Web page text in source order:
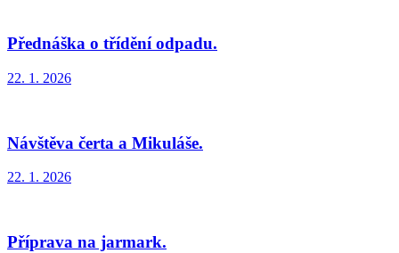
Přednáška o třídění odpadu.
22. 1. 2026
Návštěva čerta a Mikuláše.
22. 1. 2026
Příprava na jarmark.